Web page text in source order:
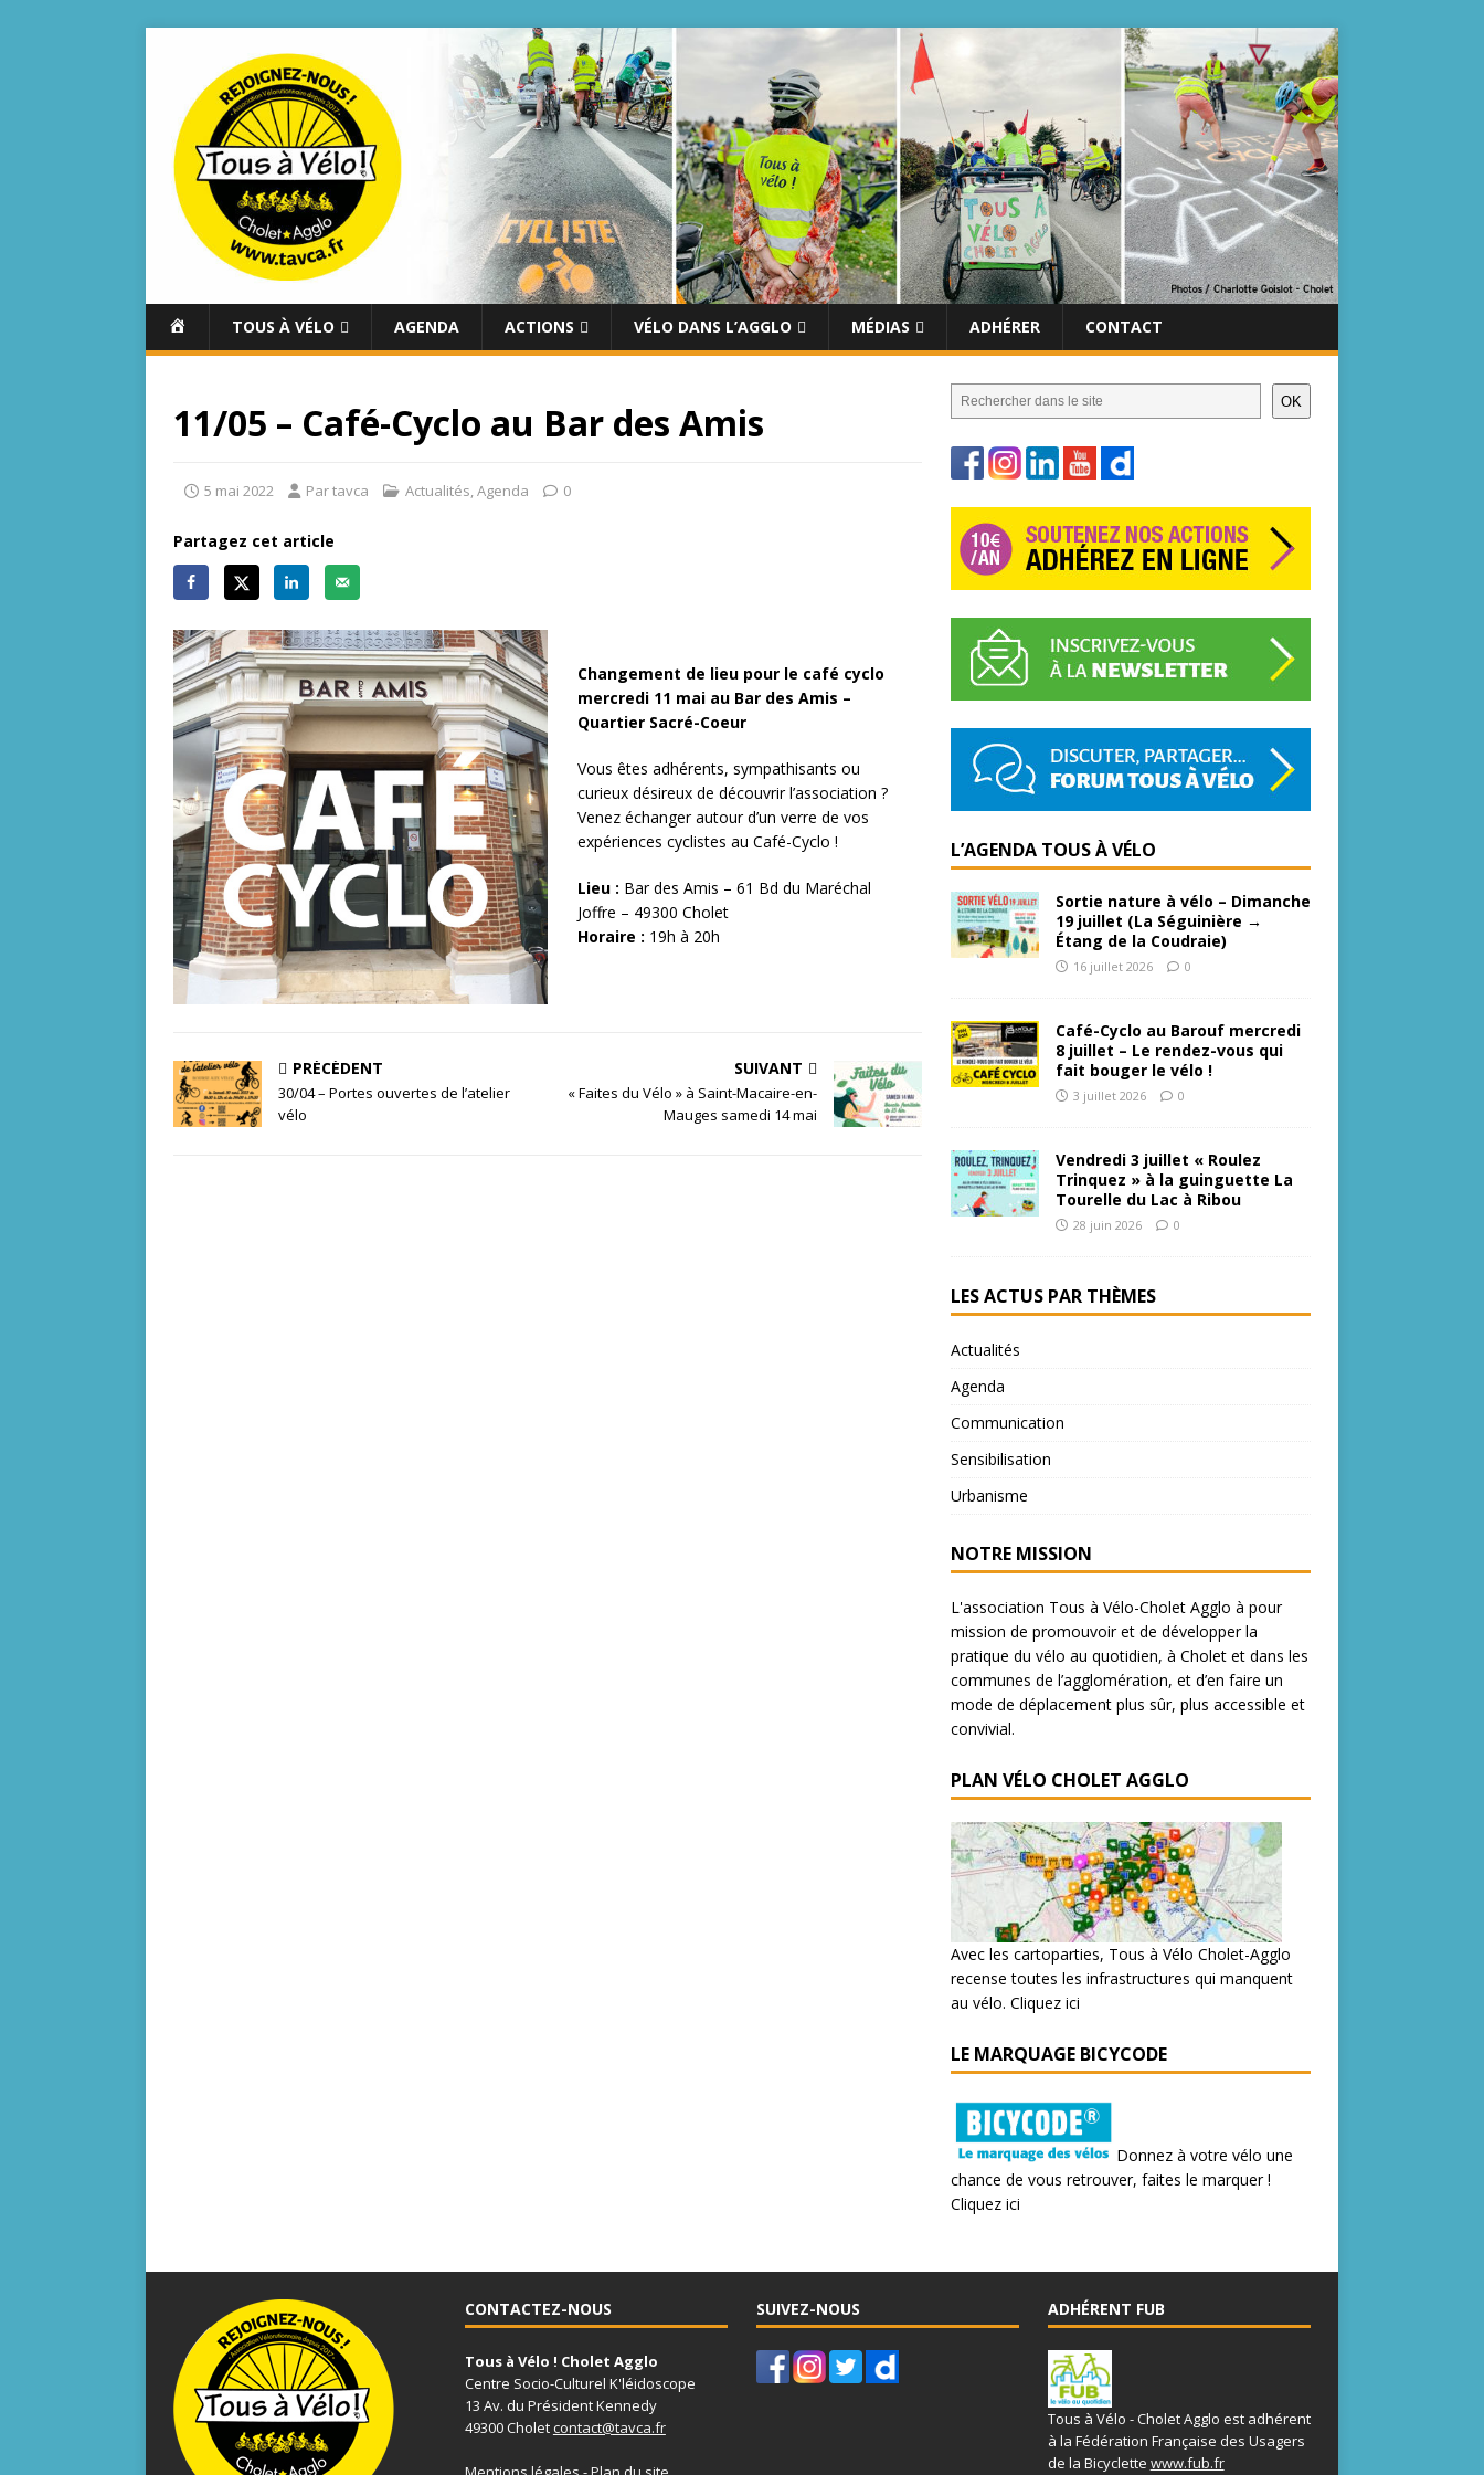
C
TOUS À VÉLO AGENDA ACTIONS VÉLO DANS L’AGGLO MÉDIAS ADHÉRER CONTACT
11/05 – Café-Cyclo au Bar des Amis
5 mai 2022 Par tavca Actualités,Agenda 0
Partagez cet article
Changement de lieu pour le café cyclo
mercredi 11 mai au Bar des Amis –
Quartier Sacré-Coeur
Vous êtes adhérents, sympathisants ou
curieux désireux de découvrir l’association ?
Venez échanger autour d’un verre de vos
expériences cyclistes au Café-Cyclo !
Lieu : Bar des Amis – 61 Bd du Maréchal
Joffre – 49300 Cholet
Horaire : 19h à 20h
PRÉCÉDENT
30/04 – Portes ouvertes de l’atelier
vélo
SUIVANT
« Faites du Vélo » à Saint-Macaire-en-
Mauges samedi 14 mai
OK
L’AGENDA TOUS À VÉLO
Sortie nature à vélo – Dimanche
19 juillet (La Séguinière →
Étang de la Coudraie)
16 juillet 2026 0
Café-Cyclo au Barouf mercredi
8 juillet – Le rendez-vous qui
fait bouger le vélo !
3 juillet 2026 0
Vendredi 3 juillet « Roulez
Trinquez » à la guinguette La
Tourelle du Lac à Ribou
28 juin 2026 0
LES ACTUS PAR THÈMES
Actualités
Agenda
Communication
Sensibilisation
Urbanisme
NOTRE MISSION
L'association Tous à Vélo-Cholet Agglo à pour
mission de promouvoir et de développer la
pratique du vélo au quotidien, à Cholet et dans les
communes de l’agglomération, et d’en faire un
mode de déplacement plus sûr, plus accessible et
convivial.
PLAN VÉLO CHOLET AGGLO
Avec les cartoparties, Tous à Vélo Cholet-Agglo
recense toutes les infrastructures qui manquent
au vélo. Cliquez ici
LE MARQUAGE BICYCODE
Donnez à votre vélo une
chance de vous retrouver, faites le marquer !
Cliquez ici
CONTACTEZ-NOUS
Tous à Vélo ! Cholet Agglo
Centre Socio-Culturel K'léidoscope
13 Av. du Président Kennedy
49300 Choletcontact@tavca.fr
SUIVEZ-NOUS ADHÉRENT FUB
Tous à Vélo - Cholet Agglo est adhérent
à la Fédération Française des Usagers
de la Bicyclette www.fub.fr